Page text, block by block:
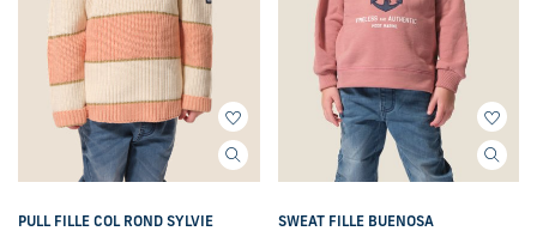
PULL FILLE COL ROND SYLVIE SWEAT FILLE BUENOSA